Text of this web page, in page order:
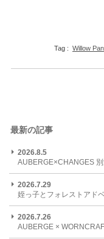
Tag : Willow
最新の記事
2026.8.5
AUBERGE×CHANGES
2026.7.29
姪っ子とフォレストアド
2026.7.26
AUBERGE ×